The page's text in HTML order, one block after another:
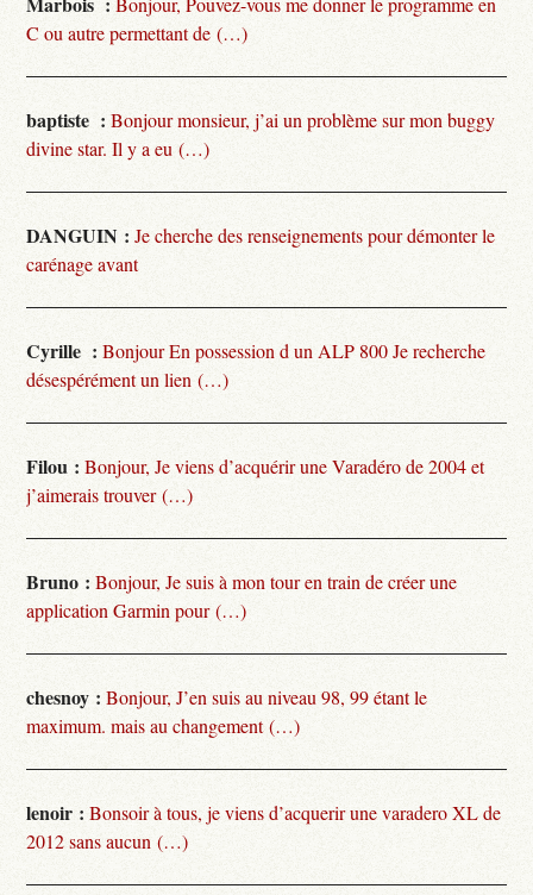
C ou autre permettant de (…)
baptiste : Bonjour monsieur, j’ai un problème sur mon buggy
divine star. Il y a eu (…)
DANGUIN : Je cherche des renseignements pour démonter le
carénage avant
Cyrille : Bonjour En possession d un ALP 800 Je recherche
désespérément un lien (…)
Filou : Bonjour, Je viens d’acquérir une Varadéro de 2004 et
j’aimerais trouver (…)
Bruno : Bonjour, Je suis à mon tour en train de créer une
application Garmin pour (…)
chesnoy : Bonjour, J’en suis au niveau 98, 99 étant le
maximum. mais au changement (…)
lenoir : Bonsoir à tous, je viens d’acquerir une varadero XL de
2012 sans aucun (…)